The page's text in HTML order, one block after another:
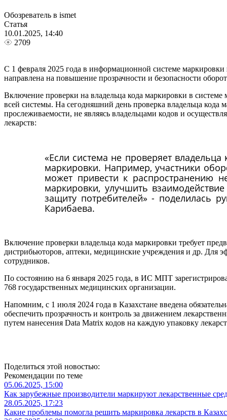
Обозреватель в ismet
Статья
10.01.2025, 14:40
2709
С 1 февраля 2025 года в информационной системе
направлена на повышение прозрачности и безопасности
Включение проверки на владельца кода маркировки в
всей системы. На сегодняшний день проверка владельца
прослеживаемости, не являясь владельцами кодов и
лекарств:
«Если система не проверяет
маркировки. Например, участники
может привести к распространению
маркировки, улучшить
защиту потребителей» - поделилась
Карибаева.
Включение проверки владельца кода маркировки требует
дистрибьюторов, аптеки, медицинские учреждения и др. Для
сотрудников.
По состоянию на 6 января 2025 года, в ИС МПТ
768 государственных медицинских организации.
Напомним, с 1 июля 2024 года в Казахстане введена
обеспечить прозрачность и контроль за движением
путем нанесения Data Matrix кодов на каждую упаковку
Поделиться этой новостью:
Рекомендации по теме
05.06.2025, 15:00
Как зарубежные производители маркируют лекарственные
28.05.2025, 17:23
Какие проблемы помогла решить маркировка лекарств в